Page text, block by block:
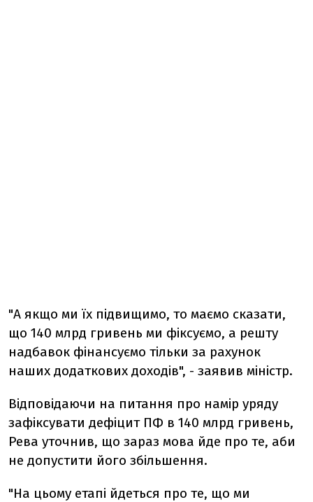
"А якщо ми їх підвищимо, то маємо сказати,
що 140 млрд гривень ми фіксуємо, а решту
надбавок фінансуємо тільки за рахунок
наших додаткових доходів", - заявив міністр.
Відповідаючи на питання про намір уряду
зафіксувати дефіцит ПФ в 140 млрд гривень,
Рева уточнив, що зараз мова йде про те, аби
не допустити його збільшення.
"На цьому етапі йдеться про те, що ми